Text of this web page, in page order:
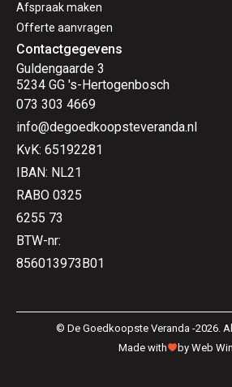
Afspraak maken
Offerte aanvragen
Contactgegevens
Guldengaarde 3
5234 GG 's-Hertogenbosch
073 303 4669
info@degoedkoopsteveranda.nl
KvK: 65192281
IBAN: NL21
RABO 0325
6255 73
BTW-nr:
856013973B01
© De Goedkoopste Veranda -2026.
Made with
by Web